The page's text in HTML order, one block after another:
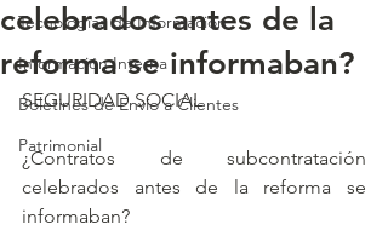
Tecnologías de Información
Información Interna
Boletines de Envío a Clientes
Patrimonial
celebrados antes de la
reforma se informaban?
SEGURIDAD SOCIAL
¿Contratos de subcontratación
celebrados antes de la reforma se
informaban?